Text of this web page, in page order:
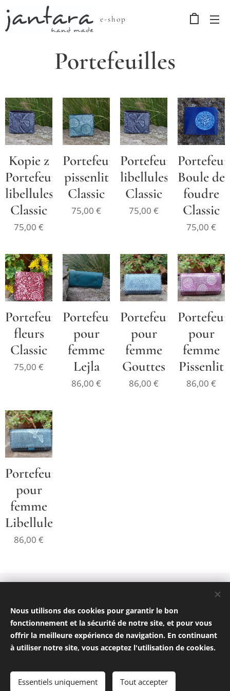
e-shop
Portefeuilles
Kopie z
Portefeuille
libellules
Classic
75,00 €
Portefeuille
pissenlit
Classic
75,00 €
Portefeuille
libellules
Classic
75,00 €
Boule de
foudre
Classic
75,00 €
Portefeuille
fleurs
Classic
75,00 €
Portefeuille
pour
femme
Lejla
86,00 €
Portefeuille
pour
femme
Gouttes
86,00 €
pour
femme
Pissenlit
86,00 €
Portefeuille
pour
femme
Libellules
86,00 €
CGV
Cookies
Langues
Devises
EUR €
Nous utilisons des cookies pour garantir le bon
fonctionnement et la sécurité de notre site, et pour vous
offrir la meilleure expérience de navigation. En continuant
à utiliser notre site, vous acceptez l'utilisation de cookies.
Essentiels uniquement Tout accepter